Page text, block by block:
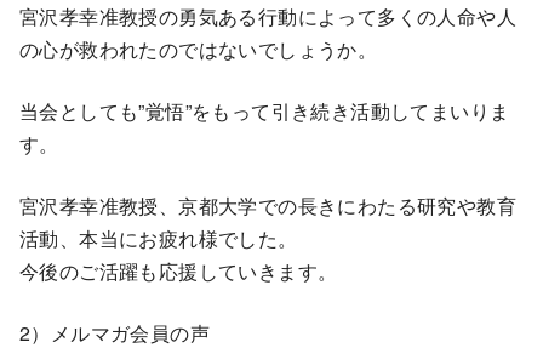
宮沢孝幸准教授の勇気ある行動によって多くの人命や人
の心が救われたのではないでしょうか。
当会としても”覚悟”をもって引き続き活動してまいりま
す。
宮沢孝幸准教授、京都大学での長きにわたる研究や教育
活動、本当にお疲れ様でした。
今後のご活躍も応援していきます。
2）メルマガ会員の声